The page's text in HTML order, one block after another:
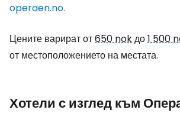
operaen.no.
Цените варират от650 nokдо1 500
от местоположението на местата.
Хотели с изглед към